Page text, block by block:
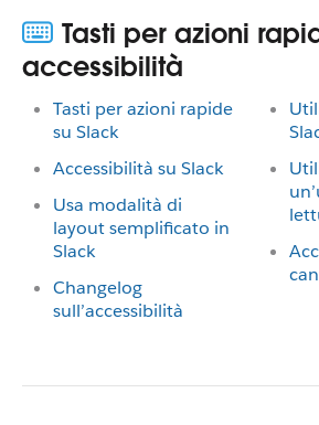
Tasti per azioni
accessibilità
Tasti per azioni rapide
su Slack
Accessibilità su Slack
Usa modalità di
layout semplificato in
Slack
Changelog
sull’accessibilità